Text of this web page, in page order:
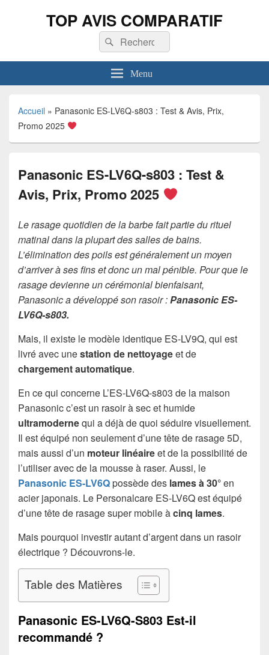
TOP AVIS COMPARATIF
Recherche :
Rechercher
Menu
Accueil » Panasonic ES-LV6Q-s803 : Test & Avis, Prix,
Promo 2025
Panasonic ES-LV6Q-s803 : Test &
Avis, Prix, Promo 2025
Le rasage quotidien de la barbe fait partie du rituel
matinal dans la plupart des salles de bains.
L’élimination des poils est généralement un moyen
d’arriver à ses fins et donc un mal pénible. Pour que le
rasage devienne un cérémonial bienfaisant,
Panasonic a développé son rasoir :Panasonic ES-
LV6Q-s803.
Mais, il existe le modèle identique ES-LV9Q, qui est
livré avec unestation de nettoyageet de
chargement automatique.
En ce qui concerne L’ES-LV6Q-s803 de la maison
Panasonic c’est un rasoir à sec et humide
ultramodernequi a déjà de quoi séduire visuellement.
Il est équipé non seulement d’une tête de rasage 5D,
mais aussi d’un moteur linéaireet de la possibilité de
l’utiliser avec de la mousse à raser. Aussi, le
Panasonic ES-LV6Qpossède des lames à 30°en
acier japonais. Le Personalcare ES-LV6Q est équipé
d’une tête de rasage super mobile àcinq lames.
Mais pourquoi investir autant d’argent dans un rasoir
électrique ? Découvrons-le.
Table des Matières
Panasonic ES-LV6Q-S803 Est-il
recommandé ?